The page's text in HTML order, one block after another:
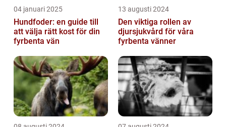
04 januari 2025
Hundfoder: en guide till
att välja rätt kost för din
fyrbenta vän
13 augusti 2024
Den viktiga rollen av
djursjukvård för våra
fyrbenta vänner